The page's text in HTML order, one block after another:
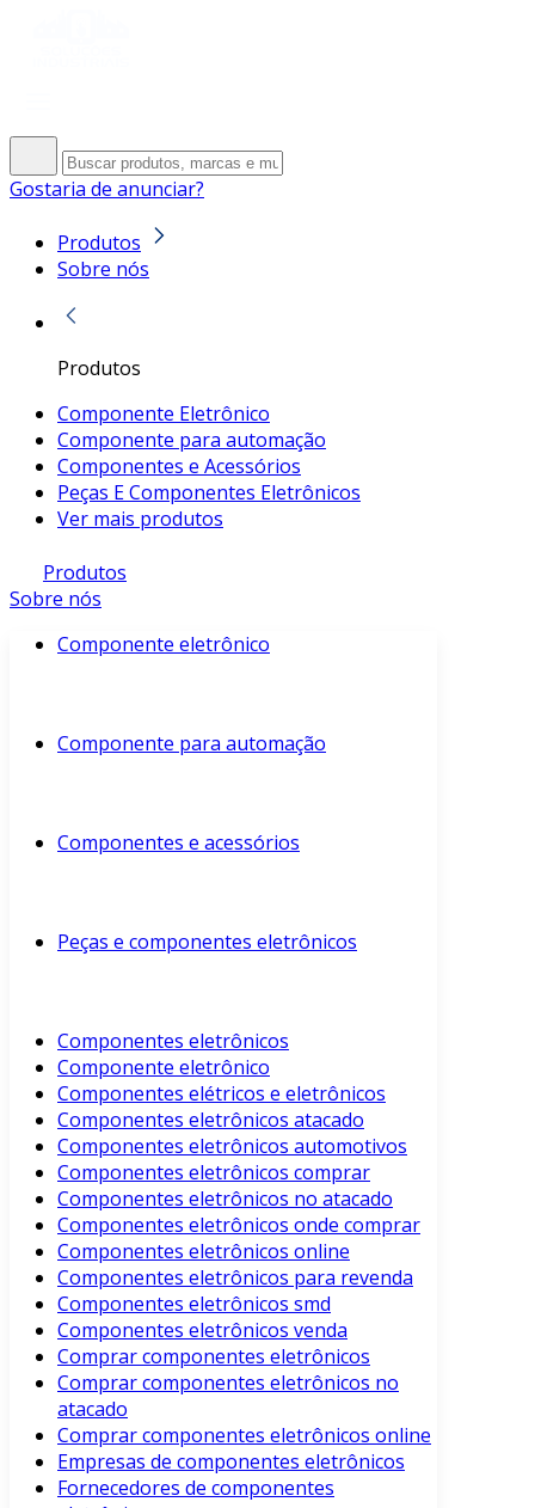
Gostaria de anunciar?
Produtos
Sobre nós
Produtos
Componente Eletrônico
Componente para automação
Componentes e Acessórios
Peças E Componentes Eletrônicos
Ver mais produtos
Produtos
Sobre nós
Componente eletrônico
Componente para automação
Componentes e acessórios
Peças e componentes eletrônicos
Componentes eletrônicos
Componente eletrônico
Componentes elétricos e eletrônicos
Componentes eletrônicos atacado
Componentes eletrônicos automotivos
Componentes eletrônicos comprar
Componentes eletrônicos no atacado
Componentes eletrônicos onde comprar
Componentes eletrônicos online
Componentes eletrônicos para revenda
Componentes eletrônicos smd
Componentes eletrônicos venda
Comprar componentes eletrônicos
Comprar componentes eletrônicos no
atacado
Comprar componentes eletrônicos online
Empresas de componentes eletrônicos
Fornecedores de componentes